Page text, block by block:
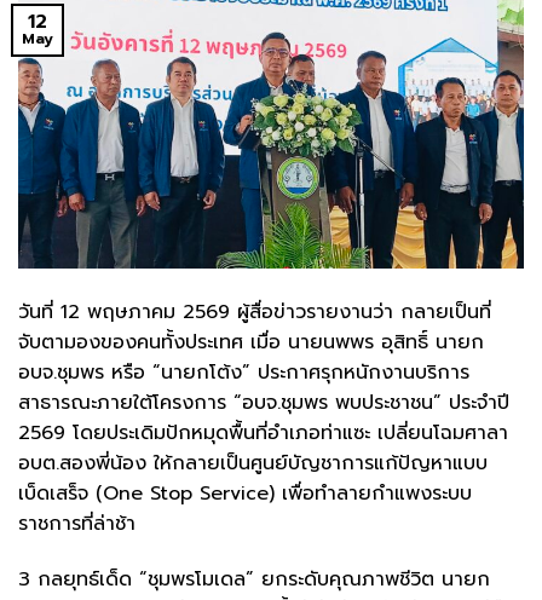
12
May
​วันที่ 12 พฤษภาคม 2569 ผู้สื่อข่าวรายงานว่า กลายเป็นที่
จับตามองของคนทั้งประเทศ เมื่อ นายนพพร อุสิทธิ์ นายก
อบจ.ชุมพร หรือ “นายกโต้ง” ประกาศรุกหนักงานบริการ
สาธารณะภายใต้โครงการ “อบจ.ชุมพร พบประชาชน” ประจำปี
2569 โดยประเดิมปักหมุดพื้นที่อำเภอท่าแซะ เปลี่ยนโฉมศาลา
อบต.สองพี่น้อง ให้กลายเป็นศูนย์บัญชาการแก้ปัญหาแบบ
เบ็ดเสร็จ (One Stop Service) เพื่อทำลายกำแพงระบบ
ราชการที่ล่าช้า
​3 กลยุทธ์เด็ด “ชุมพรโมเดล” ยกระดับคุณภาพชีวิต ​นายก